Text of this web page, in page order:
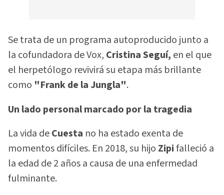
Se trata de un programa autoproducido junto a
la cofundadora de Vox, Cristina Seguí, en el que
el herpetólogo revivirá su etapa más brillante
como "Frank de la Jungla".
Un lado personal marcado por la tragedia
La vida deCuesta no ha estado exenta de
momentos difíciles. En 2018, su hijo Zipifalleció a
la edad de 2 años a causa de una enfermedad
fulminante.